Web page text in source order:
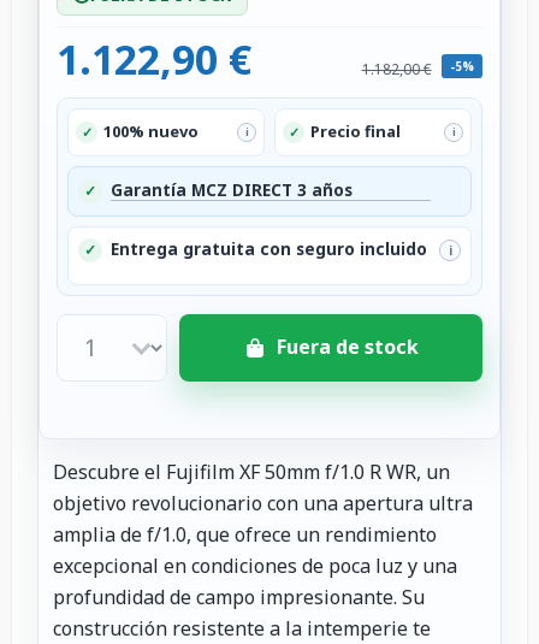
1.122,90 € 1.182,00 € -5%
✓ 100% nuevo i ✓ Precio final i
✓ Garantía MCZ DIRECT 3 años
✓ Entrega gratuita con seguro incluido i
Fuera de stock
Descubre el Fujifilm XF 50mm f/1.0 R WR, un
objetivo revolucionario con una apertura ultra
amplia de f/1.0, que ofrece un rendimiento
excepcional en condiciones de poca luz y una
profundidad de campo impresionante. Su
construcción resistente a la intemperie te